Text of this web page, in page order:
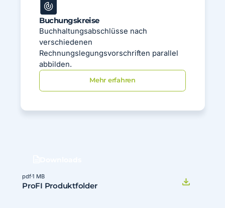
Buchungskreise
Buchhaltungsabschlüsse nach
verschiedenen
Rechnungslegungsvorschriften parallel
abbilden.
Mehr erfahren
pdf·1 MB
ProFI Produktfolder